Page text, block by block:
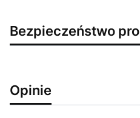
Bezpieczeństwo
Opinie